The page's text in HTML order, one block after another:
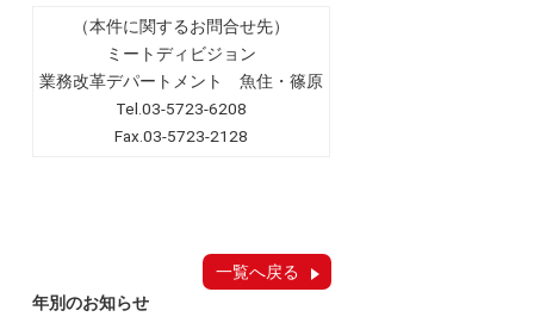
（本件に関するお問合せ先）
ミートディビジョン
業務改革デパートメント 魚住・篠原
Tel.03-5723-6208
Fax.03-5723-2128
一覧へ戻る
年別のお知らせ